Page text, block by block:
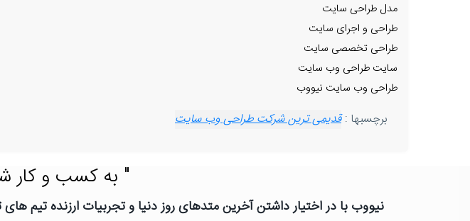
مدل طراحی سایت
طراحی و اجرای سایت
طراحی تخصصی سایت
سایت طراحی وب سایت
طراحی وب سایت نیووب
برچسبها :قدیمی ترین شرکت طراحی وب سایت
" به کسب و کار
نیووب با در اختیار داشتن آخرین متدهای روز دنیا و تجربیات ارزنده تیم